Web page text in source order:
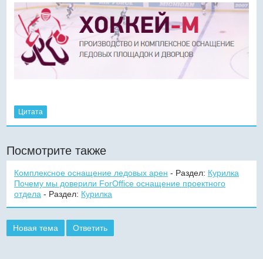
Цитата
Посмотрите также
Комплексное оснащение ледовых арен - Раздел: Курилка
Почему мы доверили ForOffice оснащение проектного
отдела- Раздел: Курилка
Новая тема Ответить